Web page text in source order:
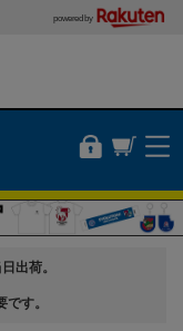
powered by
出荷。
す。